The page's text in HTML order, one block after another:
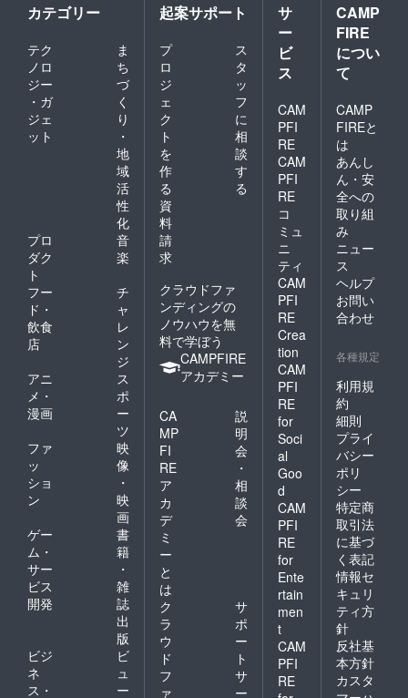
カテゴリー
テク
ノロ
ジー
・ガ
ジェ
ット
ま
ち
づ
く
り
・
地
域
活
性
化
プロ
ダク
ト
音
楽
フー
ド・
飲食
店
チ
ャ
レ
ン
ジ
アニ
メ・
漫画
ス
ポ
ー
ツ
ファ
ッ
ショ
ン
映
像
・
映
画
ゲー
ム・
サー
ビス
開発
書
籍
・
雑
誌
出
版
ビジ
ネ
ス・
ビ
ュ
ー
起案サポート
プ
ロ
ジ
ェ
ク
ト
を
作
る
ス
タ
ッ
フ
に
相
談
す
る
資
料
請
求
クラウドファ
ンディングの
ノウハウを無
料で学ぼう
CAMPFIRE
アカデミー
CA
MP
FI
RE
ア
カ
デ
ミ
ー
と
は
説
明
会
・
相
談
会
ク
ラ
ウ
ド
フ
ァ
サ
ポ
ー
ト
サ
ー
サ
ー
ビ
ス
CAM
PFI
RE
CAM
PFI
RE
コ
ミュ
ニ
ティ
CAM
PFI
RE
Crea
tion
CAM
PFI
RE
for
Soci
al
Goo
d
CAM
PFI
RE
for
Ente
rtain
men
t
CAM
PFI
RE
CAMP
FIRE
につい
て
CAMP
FIREと
は
あんし
ん・安
全への
取り組
み
ニュー
ス
ヘルプ
お問い
合わせ
各種規定
利用規
約
細則
プライ
バシー
ポリ
シー
特定商
取引法
に基づ
く表記
情報セ
キュリ
ティ方
針
反社基
本方針
カスタ